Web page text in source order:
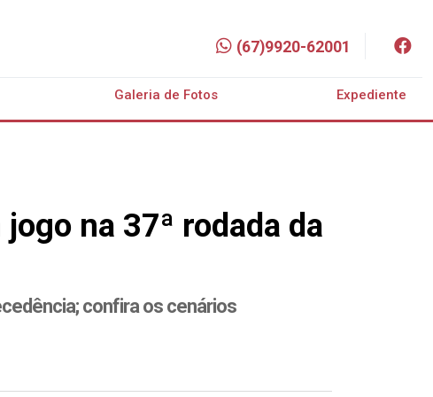
(67)9920-62001
Galeria de Fotos Expediente
na 37ª rodada da
confira os cenários